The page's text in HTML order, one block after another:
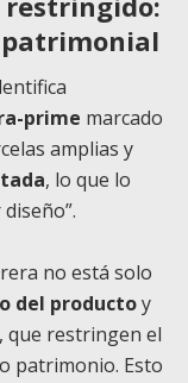
prime marcado
amplias y
, lo que lo
no está solo
del productoy
, que restringen el
patrimonio. Esto